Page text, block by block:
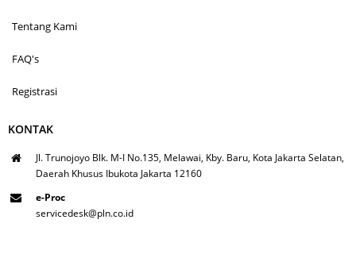
Tentang Kami
FAQ's
Registrasi
KONTAK
Jl. Trunojoyo Blk. M-I No.135, Melawai, Kby. Baru, Kota Jakarta Selatan,
Daerah Khusus Ibukota Jakarta 12160
e-Proc
servicedesk@pln.co.id